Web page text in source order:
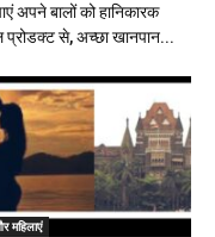
अपने बालों को हानिकारक
से, अच्छा खानपान...
महिलाएं